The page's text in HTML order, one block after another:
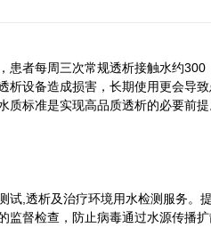
者每周三次常规透析接触水约300
析设备造成损害，长期使用更会导
质标准是实现高品质透析的必要前
,透析及治疗环境用水检测服务。
监督检查，防止病毒通过水源传播